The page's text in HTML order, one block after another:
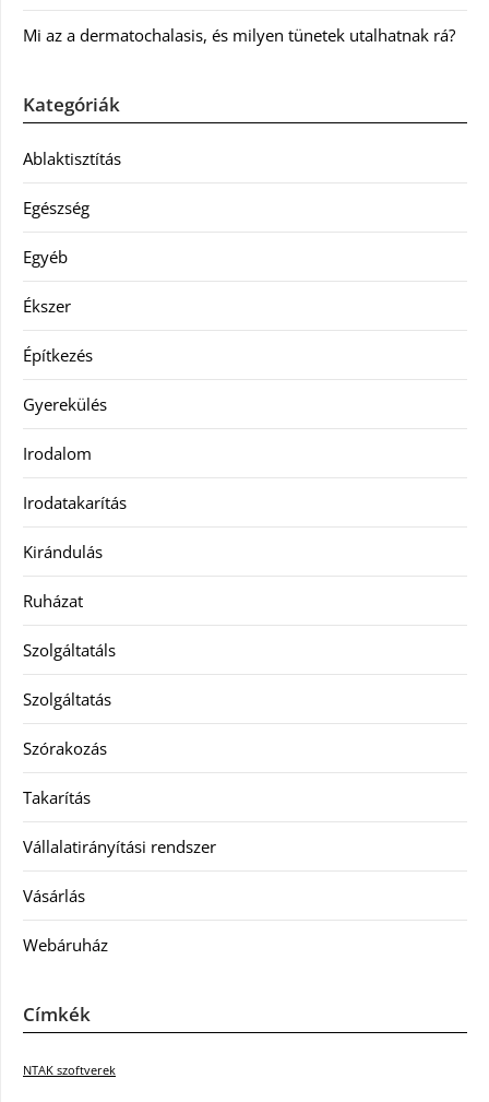
Mi az a dermatochalasis, és milyen tünetek utalhatnak rá?
Kategóriák
Ablaktisztítás
Egészség
Egyéb
Ékszer
Építkezés
Gyerekülés
Irodalom
Irodatakarítás
Kirándulás
Ruházat
Szolgáltatáls
Szolgáltatás
Szórakozás
Takarítás
Vállalatirányítási rendszer
Vásárlás
Webáruház
Címkék
NTAK szoftverek